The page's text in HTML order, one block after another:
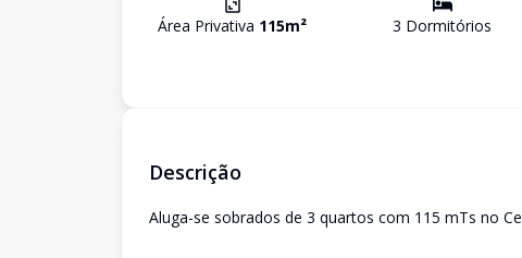
Área Privativa 115m² 3 Dormitórios
Descrição
Aluga-se sobrados de 3 quartos com 115 mTs no